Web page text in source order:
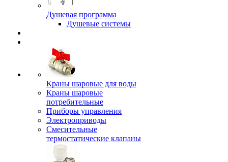
Душевая программа
Душевые системы
Краны шаровые для воды
Краны шаровые
потребительные
Приборы управления
Электроприводы
Смесительные
термостатические клапаны